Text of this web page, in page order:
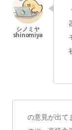
の意見が出て